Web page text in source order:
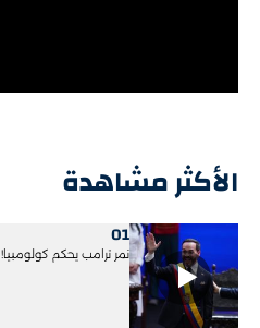
الأكثر مشاهدة
01
نمر ترامب يحكم كولومبيا!